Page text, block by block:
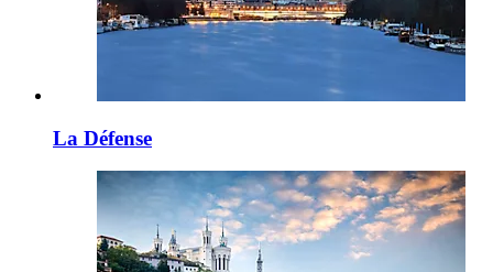
La Défense